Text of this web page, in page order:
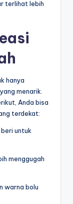
terlihat lebih
hanya
menarik.
Anda bisa
terdekat:
untuk
menggugah
warna bolu